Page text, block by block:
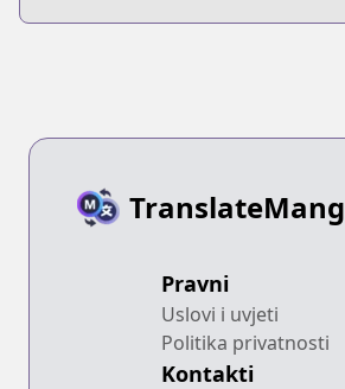
Pravni
Uslovi i uvjeti
Politika privatnosti
Kontakti